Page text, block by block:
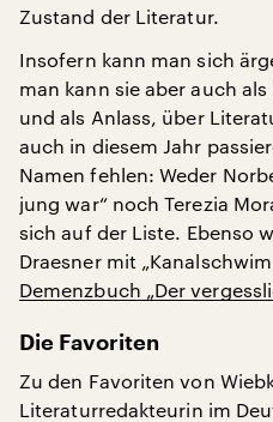
Zustand der Literatur.
Insofern kann man sich
man kann sie aber auch
und als Anlass, über
auch in diesem Jahr
Namen fehlen: Weder
jung war“ noch Terezia
sich auf der Liste. Ebenso
Draesner mit
Demenzbuch „Der
Die Favoriten
Zu den Favoriten von
Literaturredakteurin im